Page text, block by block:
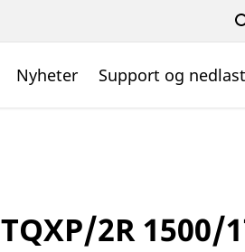
Nyheter Support og
TQXP/2R 1500/